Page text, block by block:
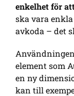
enkelhet för
ska vara
avkoda – det
element som
en ny
kan till